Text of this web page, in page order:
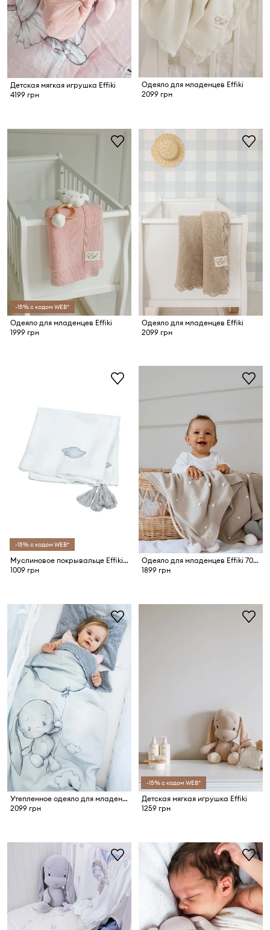
Детская мягкая игрушка Effiki
4199 грн
Одеяло для младенцев Effiki
2099 грн
-15% с кодом WEB*
Одеяло для младенцев Effiki
1999 грн
Одеяло для младенцев Effiki
2099 грн
-15% с кодом WEB*
Муслиновое покрывальце Effiki Chmurki
1009 грн
Одеяло для младенцев Effiki 70x100
1899 грн
Утепленное одеяло для младенцев Effiki
2099 грн
-15% с кодом WEB*
Детская мягкая игрушка Effiki
1259 грн